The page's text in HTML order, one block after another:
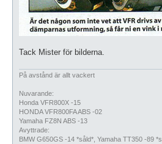
Tack Mister för bilderna.
På avstånd är allt vackert
Nuvarande:
Honda VFR800X -15
HONDA VFR800FA ABS -02
Yamaha FZ8N ABS -13
Avyttrade:
BMW G650GS -14 *såld*, Yamaha TT350 -89